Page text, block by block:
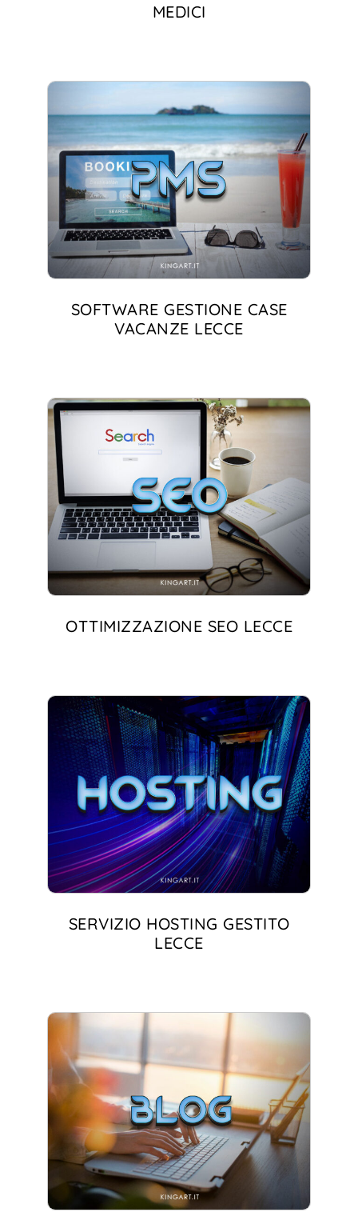
MEDICI
SOFTWARE GESTIONE CASE
VACANZE LECCE
OTTIMIZZAZIONE SEO LECCE
SERVIZIO HOSTING GESTITO
LECCE